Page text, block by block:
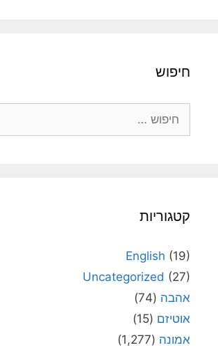
חיפוש
קטגוריות
English (19)
Uncategorized (27)
אהבה (74)
אוטיזם (15)
אמונה (1,277)